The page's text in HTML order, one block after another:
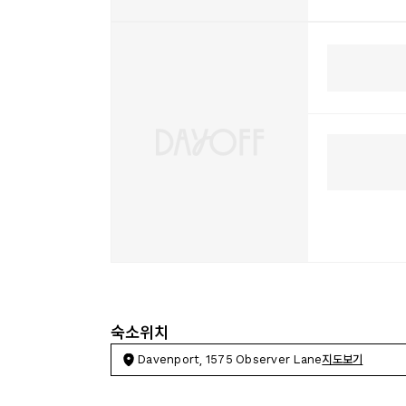
숙소위치
Davenport, 1575 Observer Lane지도보기